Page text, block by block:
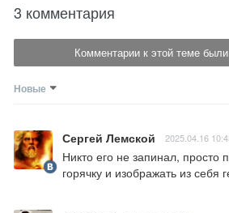
3 комментария
Комментарии к этой теме
Новые
Сергей Лемской 2025.04.16
Никто его не запинал, просто
горячку и изображать из себя